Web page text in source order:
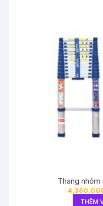
Thang
THÊM